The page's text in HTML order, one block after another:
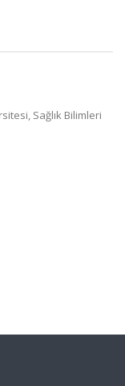
Sağlık Bilimleri